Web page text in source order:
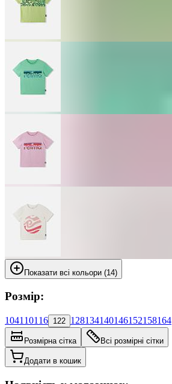
Показати всі кольори (14)
Розмір:
104110116 122 128134140146152158164
Розмірна сітка Всі розмірні сітки
Додати в кошик